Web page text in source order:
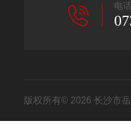
电
版权所有© 2026 长沙市